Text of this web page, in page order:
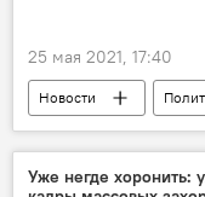
25 мая 2021, 17:40
Новости
Беларусь
Уже негде хоронить: